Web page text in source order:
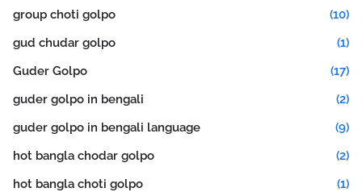
group choti golpo
(10)
gud chudar golpo
(1)
Guder Golpo
(17)
guder golpo in bengali
(2)
guder golpo in bengali language
(9)
hot bangla chodar golpo
(2)
hot bangla choti golpo
(1)